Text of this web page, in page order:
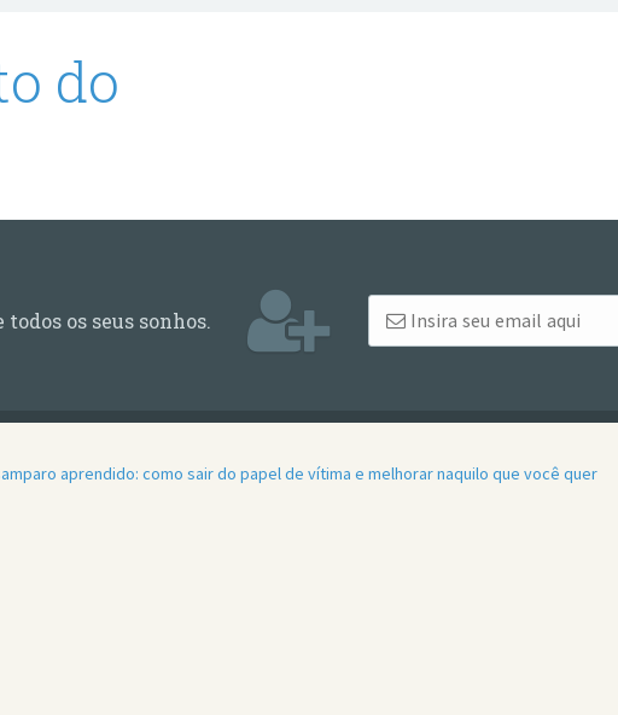
os seus sonhos.
aprendido: como sair do papel de vítima e melhorar naquilo que você quer